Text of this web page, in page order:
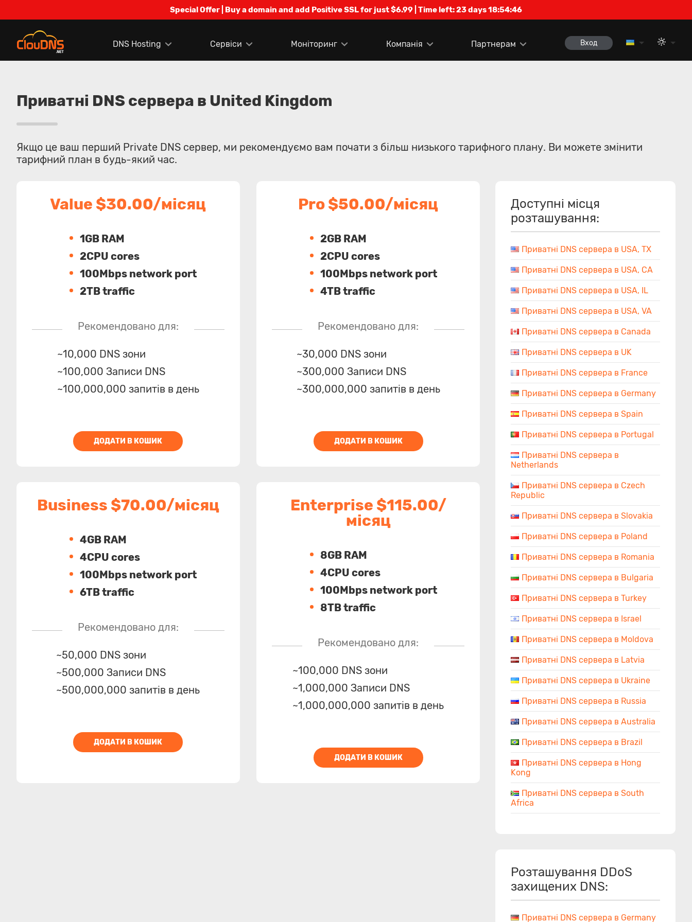
Special Offer | Buy a domain and add Positive SSL for just $6.99 | Time left:23 days 18:54:46
DNS Hosting Сервіси Моніторинг Компанія Партнерам Вход
Приватні DNS сервера в United Kingdom
Якщо це ваш перший Private DNS сервер, ми рекомендуємо вам почати з більш низького тарифного плану. Ви можете змінити
тарифний план в будь-який час.
Value $30.00/місяц
1GB RAM
2CPU cores
100Mbps network port
2TB traffic
Рекомендовано для:
~10,000 DNS зони
~100,000 Записи DNS
~100,000,000 запитів в день
ДОДАТИ В КОШИК
Pro $50.00/місяц
2GB RAM
2CPU cores
100Mbps network port
4TB traffic
Рекомендовано для:
~30,000 DNS зони
~300,000 Записи DNS
~300,000,000 запитів в день
ДОДАТИ В КОШИК
Business $70.00/місяц
4GB RAM
4CPU cores
100Mbps network port
6TB traffic
Рекомендовано для:
~50,000 DNS зони
~500,000 Записи DNS
~500,000,000 запитів в день
ДОДАТИ В КОШИК
Enterprise $115.00/
місяц
8GB RAM
4CPU cores
100Mbps network port
8TB traffic
Рекомендовано для:
~100,000 DNS зони
~1,000,000 Записи DNS
~1,000,000,000 запитів в день
ДОДАТИ В КОШИК
Доступні місця
розташування:
Приватні DNS сервера в USA, TX
Приватні DNS сервера в USA, CA
Приватні DNS сервера в USA, IL
Приватні DNS сервера в USA, VA
Приватні DNS сервера в Canada
Приватні DNS сервера в UK
Приватні DNS сервера в France
Приватні DNS сервера в Germany
Приватні DNS сервера в Spain
Приватні DNS сервера в Portugal
Приватні DNS сервера в
Netherlands
Приватні DNS сервера в Czech
Republic
Приватні DNS сервера в Slovakia
Приватні DNS сервера в Poland
Приватні DNS сервера в Romania
Приватні DNS сервера в Bulgaria
Приватні DNS сервера в Turkey
Приватні DNS сервера в Israel
Приватні DNS сервера в Moldova
Приватні DNS сервера в Latvia
Приватні DNS сервера в Ukraine
Приватні DNS сервера в Russia
Приватні DNS сервера в Australia
Приватні DNS сервера в Brazil
Приватні DNS сервера в Hong
Kong
Приватні DNS сервера в South
Africa
Розташування DDoS
захищених DNS:
Приватні DNS сервера в Germany